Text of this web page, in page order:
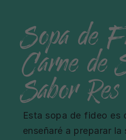
Sopa de
Carne de
Sabor Res
Esta sopa de fideo es
enseñaré a preparar